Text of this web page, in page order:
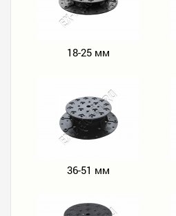
18-25 мм
36-51 мм